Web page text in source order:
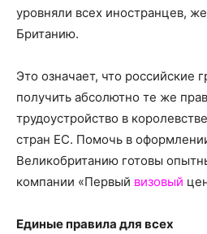
все
о
уровняли всех иностранцев,
Британию.
Это означает, что российские
получить абсолютно те же
трудоустройство в
стран ЕС. Помочь в
Великобританию готовы
компании «Первый визовый
Единые правила для всех